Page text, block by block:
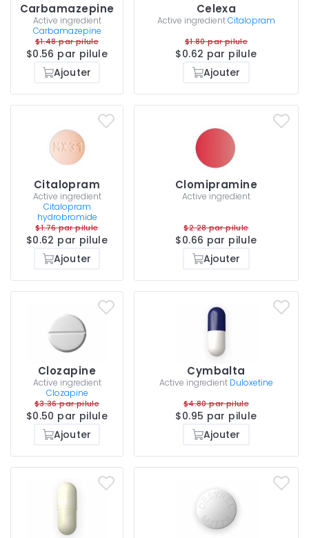
Carbamazepine
Active ingredient
Carbamazepine
$1.48 par pilule
$0.56 par pilule
Ajouter
Celexa
Active ingredientCitalopram
$1.80 par pilule
$0.62 par pilule
Ajouter
Citalopram
Active ingredient
Citalopram
hydrobromide
$1.76 par pilule
$0.62 par pilule
Ajouter
Clomipramine
Active ingredient
$2.28 par pilule
$0.66 par pilule
Ajouter
Clozapine
Active ingredient
Clozapine
$3.36 par pilule
$0.50 par pilule
Ajouter
Cymbalta
Active ingredient Duloxetine
$4.80 par pilule
$0.95 par pilule
Ajouter